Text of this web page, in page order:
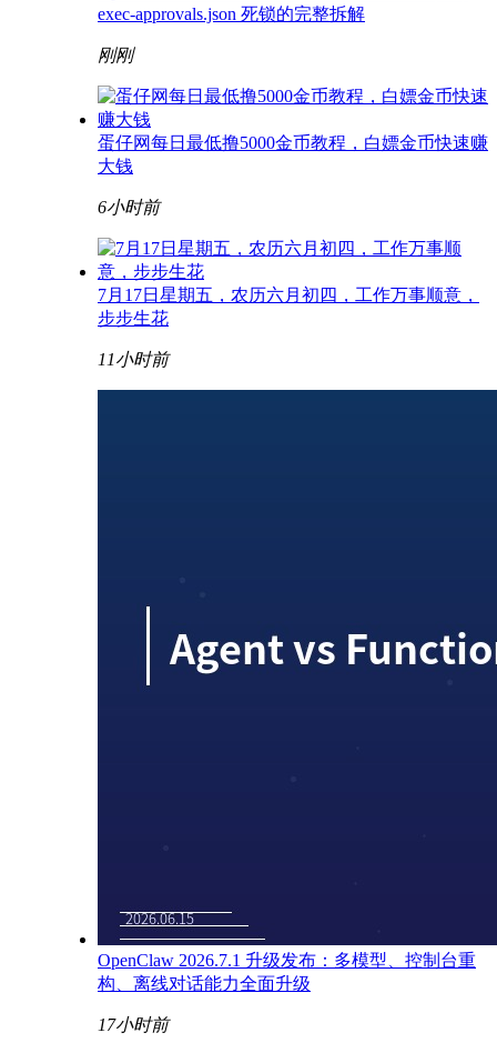
exec-approvals.json 死锁的完整拆解
刚刚
蛋仔网每日最低撸5000金币教程，白嫖金币快速赚
大钱
6小时前
7月17日星期五，农历六月初四，工作万事顺意，
步步生花
11小时前
OpenClaw 2026.7.1 升级发布：多模型、控制台重
构、离线对话能力全面升级
17小时前